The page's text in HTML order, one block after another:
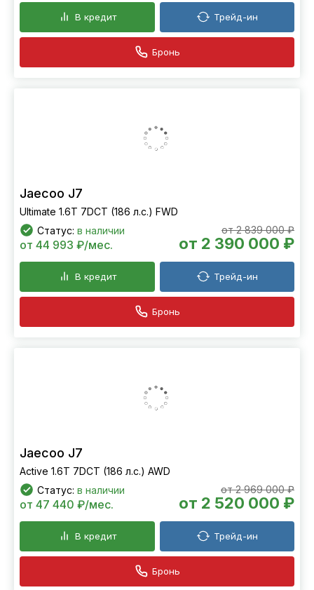
В кредит Трейд-ин
Бронь
Jaecoo J7
Ultimate 1.6T 7DCT (186 л.с.) FWD
Статус: в наличии от 2 839 000 ₽
от 2 390 000 ₽
от 44 993 ₽/мес.
В кредит Трейд-ин
Бронь
Jaecoo J7
Active 1.6T 7DCT (186 л.с.) AWD
Статус: в наличии от 2 969 000 ₽
от 2 520 000 ₽
от 47 440 ₽/мес.
В кредит Трейд-ин
Бронь